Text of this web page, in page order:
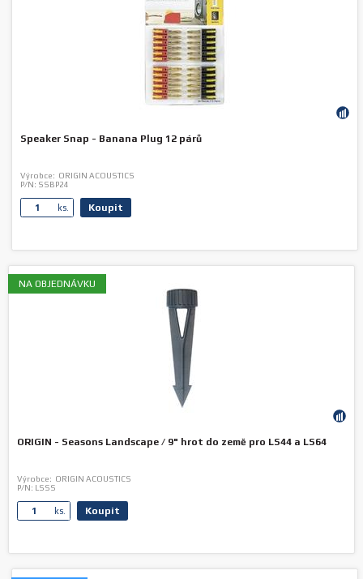
Speaker Snap - Banana Plug 12 párů
Výrobce: ORIGIN ACOUSTICS
P/N: SSBP24
ks. Koupit
NA OBJEDNÁVKU
ORIGIN - Seasons Landscape / 9" hrot do země pro LS44 a LS64
Výrobce: ORIGIN ACOUSTICS
P/N: LSSS
ks. Koupit